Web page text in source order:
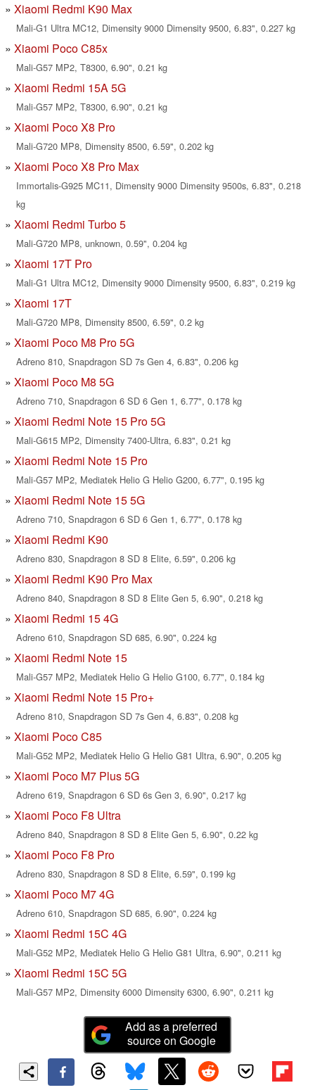
Xiaomi Redmi K90 Max
Mali-G1 Ultra MC12, Dimensity 9000 Dimensity 9500, 6.83", 0.227 kg
Xiaomi Poco C85x
Mali-G57 MP2, T8300, 6.90", 0.21 kg
Xiaomi Redmi 15A 5G
Mali-G57 MP2, T8300, 6.90", 0.21 kg
Xiaomi Poco X8 Pro
Mali-G720 MP8, Dimensity 8500, 6.59", 0.202 kg
Xiaomi Poco X8 Pro Max
Immortalis-G925 MC11, Dimensity 9000 Dimensity 9500s, 6.83", 0.218
kg
Xiaomi Redmi Turbo 5
Mali-G720 MP8, unknown, 0.59", 0.204 kg
Xiaomi 17T Pro
Mali-G1 Ultra MC12, Dimensity 9000 Dimensity 9500, 6.83", 0.219 kg
Xiaomi 17T
Mali-G720 MP8, Dimensity 8500, 6.59", 0.2 kg
Xiaomi Poco M8 Pro 5G
Adreno 810, Snapdragon SD 7s Gen 4, 6.83", 0.206 kg
Xiaomi Poco M8 5G
Adreno 710, Snapdragon 6 SD 6 Gen 1, 6.77", 0.178 kg
Xiaomi Redmi Note 15 Pro 5G
Mali-G615 MP2, Dimensity 7400-Ultra, 6.83", 0.21 kg
Xiaomi Redmi Note 15 Pro
Mali-G57 MP2, Mediatek Helio G Helio G200, 6.77", 0.195 kg
Xiaomi Redmi Note 15 5G
Adreno 710, Snapdragon 6 SD 6 Gen 1, 6.77", 0.178 kg
Xiaomi Redmi K90
Adreno 830, Snapdragon 8 SD 8 Elite, 6.59", 0.206 kg
Xiaomi Redmi K90 Pro Max
Adreno 840, Snapdragon 8 SD 8 Elite Gen 5, 6.90", 0.218 kg
Xiaomi Redmi 15 4G
Adreno 610, Snapdragon SD 685, 6.90", 0.224 kg
Xiaomi Redmi Note 15
Mali-G57 MP2, Mediatek Helio G Helio G100, 6.77", 0.184 kg
Xiaomi Redmi Note 15 Pro+
Adreno 810, Snapdragon SD 7s Gen 4, 6.83", 0.208 kg
Xiaomi Poco C85
Mali-G52 MP2, Mediatek Helio G Helio G81 Ultra, 6.90", 0.205 kg
Xiaomi Poco M7 Plus 5G
Adreno 619, Snapdragon 6 SD 6s Gen 3, 6.90", 0.217 kg
Xiaomi Poco F8 Ultra
Adreno 840, Snapdragon 8 SD 8 Elite Gen 5, 6.90", 0.22 kg
Xiaomi Poco F8 Pro
Adreno 830, Snapdragon 8 SD 8 Elite, 6.59", 0.199 kg
Xiaomi Poco M7 4G
Adreno 610, Snapdragon SD 685, 6.90", 0.224 kg
Xiaomi Redmi 15C 4G
Mali-G52 MP2, Mediatek Helio G Helio G81 Ultra, 6.90", 0.211 kg
Xiaomi Redmi 15C 5G
Mali-G57 MP2, Dimensity 6000 Dimensity 6300, 6.90", 0.211 kg
Add as a preferred
source on Google